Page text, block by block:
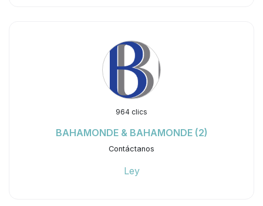
964 clics
BAHAMONDE & BAHAMONDE (2)
Contáctanos
Ley